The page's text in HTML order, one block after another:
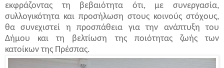
εκφράζοντας τη βεβαιότητα ότι, με συνεργασία,
συλλογικότητα και προσήλωση στους κοινούς στόχους,
θα συνεχιστεί η προσπάθεια για την ανάπτυξη του
Δήμου και τη βελτίωση της ποιότητας ζωής των
κατοίκωντης Πρέσπας.